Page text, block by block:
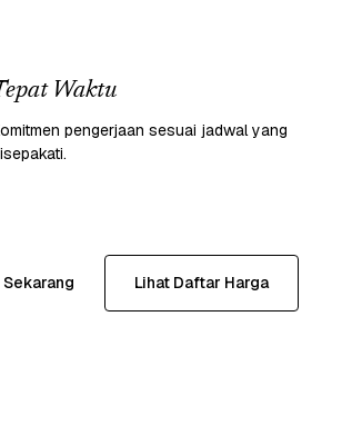
Waktu
pengerjaan sesuai jadwal yang
Lihat Daftar Harga